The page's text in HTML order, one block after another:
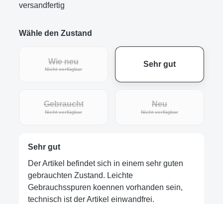
versandfertig
Wähle den Zustand
Wie neu
Nicht verfügbar(Diese Option ist zurzeit nicht verfügbar.)
Sehr gut
Gebraucht
Nicht verfügbar(Diese Option ist zurzeit nicht verfügbar.)
Neu
Nicht verfügbar(Diese Option ist
Sehr gut
Der Artikel befindet sich in einem sehr guten
gebrauchten Zustand. Leichte
Gebrauchsspuren koennen vorhanden sein,
technisch ist der Artikel einwandfrei.